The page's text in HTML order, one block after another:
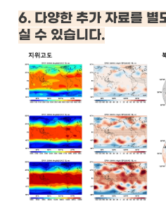
6. 다양한 추가 자료를 별
실 수 있습니다.